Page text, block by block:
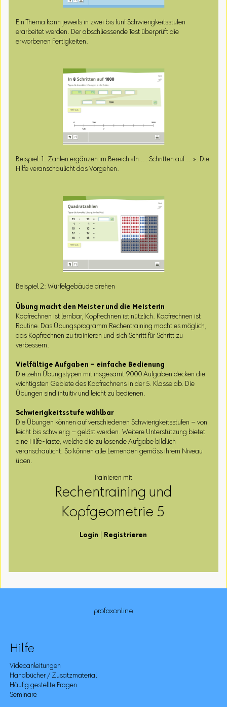
Ein Thema kann jeweils in zwei bis fünf Schwierigkeitsstufen
erarbeitet werden. Der abschliessende Test überprüft die
erworbenen Fertigkeiten.
Beispiel 1: Zahlen ergänzen im Bereich «In … Schritten auf …». Die
Hilfe veranschaulicht das Vorgehen.
Beispiel 2: Würfelgebäude drehen
Übung macht den Meister und die Meisterin
Kopfrechnen ist lernbar, Kopfrechnen ist nützlich. Kopfrechnen ist
Routine. Das Übungsprogramm Rechentraining macht es möglich,
das Kopfrechnen zu trainieren und sich Schritt für Schritt zu
verbessern.
Vielfältige Aufgaben – einfache Bedienung
Die zehn Übungstypen mit insgesamt 9000 Aufgaben decken die
wichtigsten Gebiete des Kopfrechnens in der 5. Klasse ab. Die
Übungen sind intuitiv und leicht zu bedienen.
Schwierigkeitsstufe wählbar
Die Übungen können auf verschiedenen Schwierigkeitsstufen – von
leicht bis schwierig – gelöst werden. Weitere Unterstützung bietet
eine Hilfe-Taste, welche die zu lösende Aufgabe bildlich
veranschaulicht. So können alle Lernenden gemäss ihrem Niveau
üben.
Trainieren mit
Rechentraining und
Kopfgeometrie 5
Login Registrieren
profaxonline
Hilfe
Videoanleitungen
Handbücher / Zusatzmaterial
Häufig gestellte Fragen
Seminare